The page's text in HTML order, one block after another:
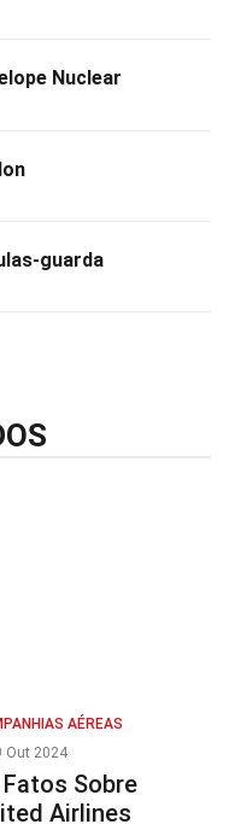
Nuclear
guarda
AÉREAS
Out 2024
Fatos Sobre
Airlines